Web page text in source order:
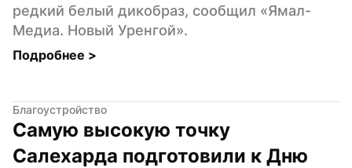
редкий белый дикобраз, сообщил «Ямал-
Медиа. Новый Уренгой».
Подробнее >
Благоустройство
Самую высокую точку
Салехарда подготовили к Дню